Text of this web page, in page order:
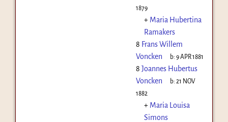
1879
+ Maria Hubertina
Ramakers
8 Frans Willem
Voncken
b:9 APR 1881
8 Joannes Hubertus
Voncken
b:21 NOV
1882
+ Maria Louisa
Simons